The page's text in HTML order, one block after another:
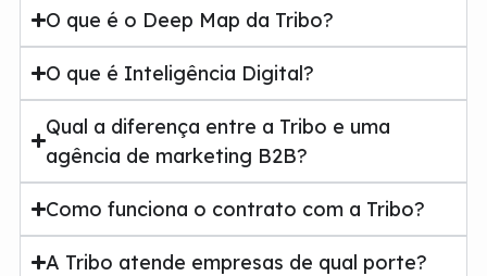
O que é o Deep Map da Tribo?
O que é Inteligência Digital?
Qual a diferença entre a Tribo e uma
agência de marketing B2B?
Como funciona o contrato com a Tribo?
A Tribo atende empresas de qual porte?